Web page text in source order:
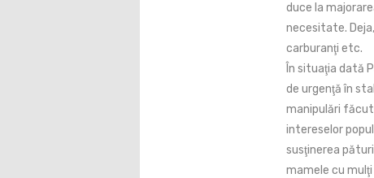
duce la
necesitate.
carburanţi etc.
În situaţia dată
de urgenţă în
manipulări
intereselor
susţinerea
mamele cu